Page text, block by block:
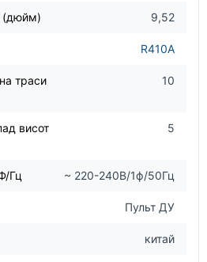
(дюйм) 9,52
R410A
траси
10
висот
5
Гц ~ 220-240В/1ф/50Гц
Пульт ДУ
китай